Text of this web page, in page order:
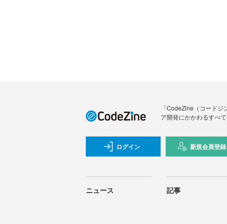
「CodeZine（コード
ア開発にかかわるすべ
ログイン 新規会員登録
ニュース 記事